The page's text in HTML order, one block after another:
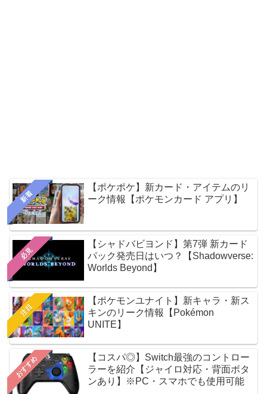
新着
【ポケポケ】新カード・アイテムのリ
ーク情報【ポケモンカード アプリ】
必見
【シャドバビヨンド】第7弾 新カード
パック発売日はいつ？【Shadowverse:
Worlds Beyond】
注目
【ポケモンユナイト】新キャラ・新ス
キンのリーク情報【Pokémon
UNITE】
おすすめ
【コスパ◎】Switch最強のコントロー
ラーを紹介【ジャイロ対応・背面ボタ
ンあり】※PC・スマホでも使用可能